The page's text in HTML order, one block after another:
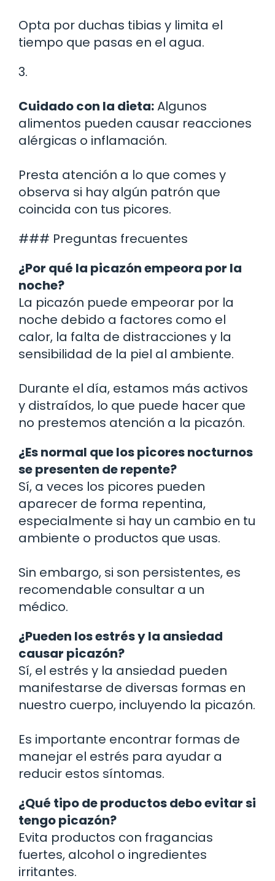
Opta por duchas tibias y limita el
tiempo que pasas en el agua.
3.
Cuidado con la dieta:Algunos
alimentos pueden causar reacciones
alérgicas o inflamación.
Presta atención a lo que comes y
observa si hay algún patrón que
coincida con tus picores.
### Preguntas frecuentes
¿Por qué la picazón empeora por la
noche?
La picazón puede empeorar por la
noche debido a factores como el
calor, la falta de distracciones y la
sensibilidad de la piel al ambiente.
Durante el día, estamos más activos
y distraídos, lo que puede hacer que
no prestemos atención a la picazón.
¿Es normal que los picores nocturnos
se presenten de repente?
Sí, a veces los picores pueden
aparecer de forma repentina,
especialmente si hay un cambio en tu
ambiente o productos que usas.
Sin embargo, si son persistentes, es
recomendable consultar a un
médico.
¿Pueden los estrés y la ansiedad
causar picazón?
Sí, el estrés y la ansiedad pueden
manifestarse de diversas formas en
nuestro cuerpo, incluyendo la picazón.
Es importante encontrar formas de
manejar el estrés para ayudar a
reducir estos síntomas.
¿Qué tipo de productos debo evitar si
tengo picazón?
Evita productos con fragancias
fuertes, alcohol o ingredientes
irritantes.